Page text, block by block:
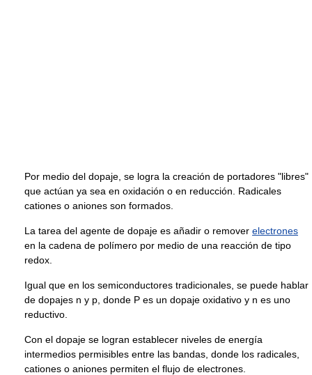
Por medio del dopaje, se logra la creación de portadores "libres"
que actúan ya sea en oxidación o en reducción. Radicales
cationes o aniones son formados.
La tarea del agente de dopaje es añadir o remover electrones
en la cadena de polímero por medio de una reacción de tipo
redox.
Igual que en los semiconductores tradicionales, se puede hablar
de dopajes n y p, donde P es un dopaje oxidativo y n es uno
reductivo.
Con el dopaje se logran establecer niveles de energía
intermedios permisibles entre las bandas, donde los radicales,
cationes o aniones permiten el flujo de electrones.